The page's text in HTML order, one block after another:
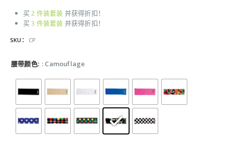
买2 件装套装 并获得折扣！
买3 件装套装 并获得折扣！
SKU： CP
腰带颜色 : Camouflage